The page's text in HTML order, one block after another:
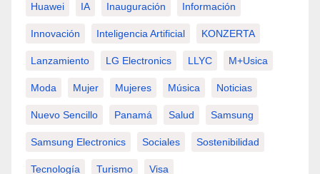
Huawei IA Inauguración Información
Innovación Inteligencia Artificial KONZERTA
Lanzamiento LG Electronics LLYC M+usica
Moda Mujer Mujeres Música Noticias
Nuevo Sencillo Panamá Salud Samsung
Samsung Electronics Sociales Sostenibilidad
Tecnología Turismo Visa